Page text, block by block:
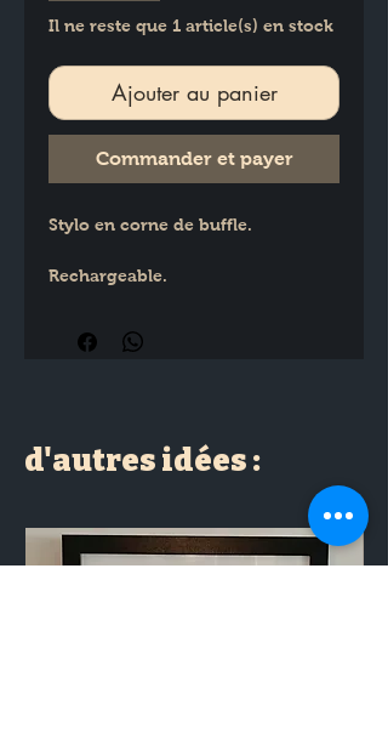
Il ne reste que 1 article(s) en stock
Ajouter au panier
Commander et payer
Stylo en corne de buffle.
Rechargeable.
d'autres idées :